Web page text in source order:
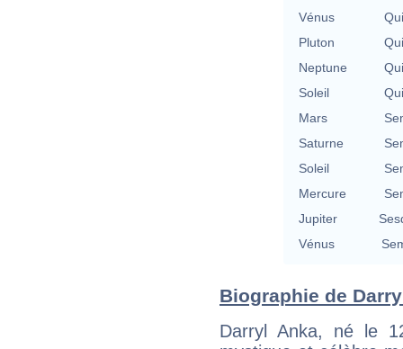
Vénus
Pluton
Neptune
Soleil
Mars
Saturne
Soleil
Mercure
Jupiter
Vénus
Biographie de
Darryl Anka, né le